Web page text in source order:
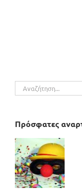
Αναζήτηση
για:
Πρόσφατες